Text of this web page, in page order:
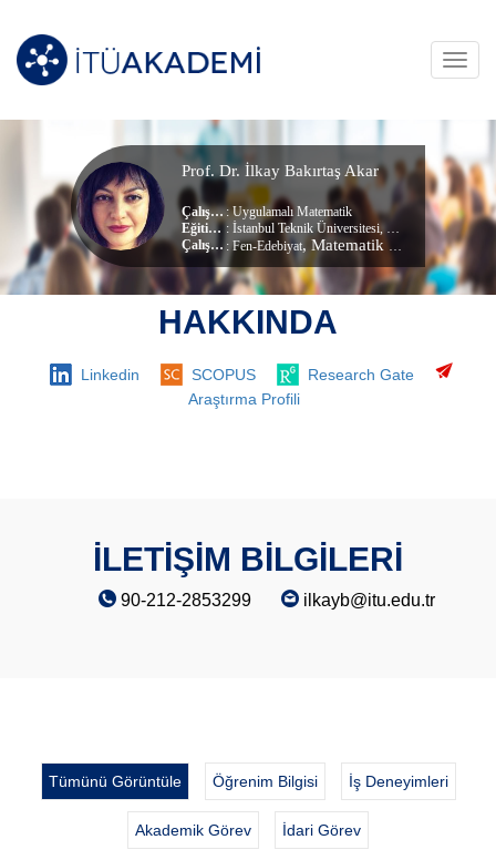
Prof. Dr. İlkay Bakırtaş Akar
Çalışma Alanları:Uygulamalı Matematik
Eğitim Durumu
: İstanbul Teknik Üniversitesi, Matematik Bölümü (Lisans)
Çalıştığı Birim :Fen-Edebiyat, Matematik Mühendisliği Bölümü
HAKKINDA
Linkedin SCOPUS
Research Gate
Araştırma Profili
İLETİŞİM BİLGİLERİ
90-212-2853299 ilkayb@itu.edu.tr
Tümünü Görüntüle Öğrenim Bilgisi İş Deneyimleri
Akademik Görev İdari Görev